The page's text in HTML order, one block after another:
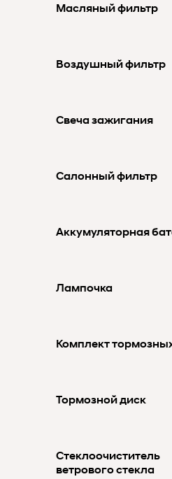
Масляный фильтр
Воздушный фильтр
Свеча зажигания
Салонный фильтр
Аккумуляторная
Лампочка
Комплект
Тормозной диск
Стеклоочиститель
ветрового стекла